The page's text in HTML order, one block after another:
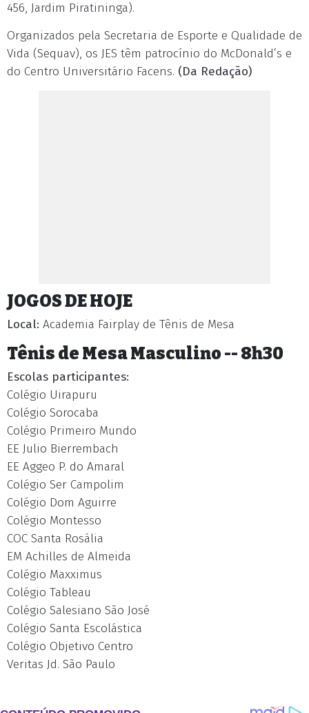
456, Jardim Piratininga).
Organizados pela Secretaria de Esporte e Qualidade de
Vida (Sequav), os JES têm patrocínio do McDonald’s e
do Centro Universitário Facens. (Da Redação)
JOGOS DE HOJE
Local: Academia Fairplay de Tênis de Mesa
Tênis de Mesa Masculino -- 8h30
Escolas participantes:
Colégio Uirapuru
Colégio Sorocaba
Colégio Primeiro Mundo
EE Julio Bierrembach
EE Aggeo P. do Amaral
Colégio Ser Campolim
Colégio Dom Aguirre
Colégio Montesso
COC Santa Rosália
EM Achilles de Almeida
Colégio Maxximus
Colégio Tableau
Colégio Salesiano São José
Colégio Santa Escolástica
Colégio Objetivo Centro
Veritas Jd. São Paulo